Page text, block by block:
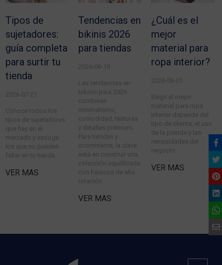
Tipos de
sujetadores:
guía completa
para surtir tu
tienda
2026-07-21
Conoce todos los
tipos de sujetadores
que hay en el
mercado y escoge
los que no pueden
faltar en tu tienda.
VER MAS
Tendencias en
bikinis 2026
para tiendas
2026-06-19
Las tendencias en
bikinis para 2026
combinan
minimalismo,
comodidad, texturas
y detalles premium.
Para tiendas y
ecommerce, la clave
está en construir una
colección equilibrada
con básicos de alta
rotación.
VER MAS
¿Cuál es el
mejor
material para
ropa interior?
2026-06-01
Elegir el mejor
material para ropa
interior depende del
tipo de cliente, el uso
de la prenda y las
necesidades del
negocio
VER MAS